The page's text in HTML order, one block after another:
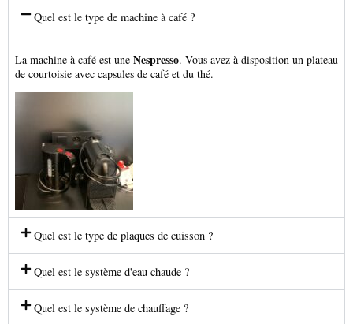
Quel est le type de machine à café ?
La machine à café est une Nespresso. Vous avez à disposition un plateau
de courtoisie avec capsules de café et du thé.
Quel est le type de plaques de cuisson ?
Quel est le système d'eau chaude ?
Quel est le système de chauffage ?